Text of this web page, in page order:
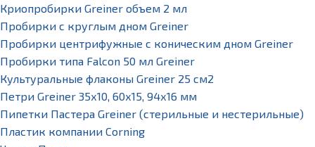
Криопробирки Greiner объем 2 мл
Пробирки с круглым дном Greiner
Пробирки центрифужные с коническим дном Greiner
Пробирки типа Falcon 50 мл Greiner
Культуральные флаконы Greiner 25 см2
Петри Greiner 35х10, 60х15, 94х16 мм
Пипетки Пастера Greiner (стерильные и нестерильные)
Пластик компании Corning